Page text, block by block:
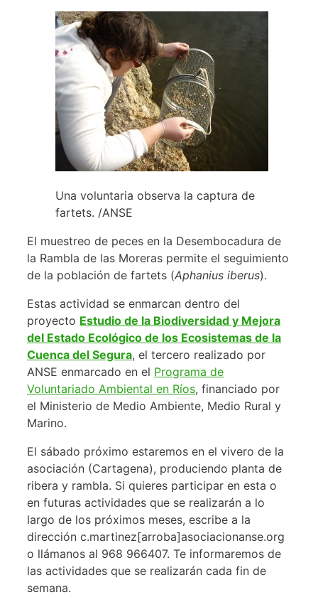
Una voluntaria observa la captura de
fartets. /ANSE
El muestreo de peces en la Desembocadura de
la Rambla de las Moreras permite el seguimiento
de la población de fartets (Aphanius iberus).
Estas actividad se enmarcan dentro del
proyecto Estudio de la Biodiversidad y Mejora
del Estado Ecológico de los Ecosistemas de la
Cuenca del Segura, el tercero realizado por
ANSE enmarcado en el Programa de
Voluntariado Ambiental en Ríos, financiado por
el Ministerio de Medio Ambiente, Medio Rural y
Marino.
El sábado próximo estaremos en el vivero de la
asociación (Cartagena), produciendo planta de
ribera y rambla. Si quieres participar en esta o
en futuras actividades que se realizarán a lo
largo de los próximos meses, escribe a la
dirección c.martinez[arroba]asociacionanse.org
o llámanos al 968 966407. Te informaremos de
las actividades que se realizarán cada fin de
semana.